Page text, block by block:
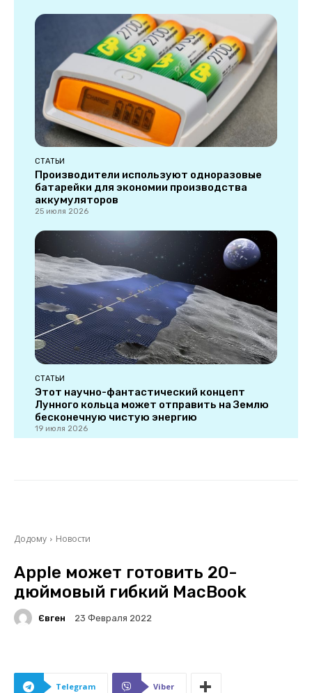
СТАТЬИ
Производители используют одноразовые
батарейки для экономии производства
аккумуляторов
25 июля 2026
СТАТЬИ
Этот научно-фантастический концепт
Лунного кольца может отправить на Землю
бесконечную чистую энергию
19 июля 2026